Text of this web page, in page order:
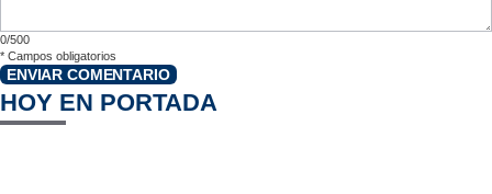
0/500
* Campos obligatorios
ENVIAR COMENTARIO
HOY EN PORTADA